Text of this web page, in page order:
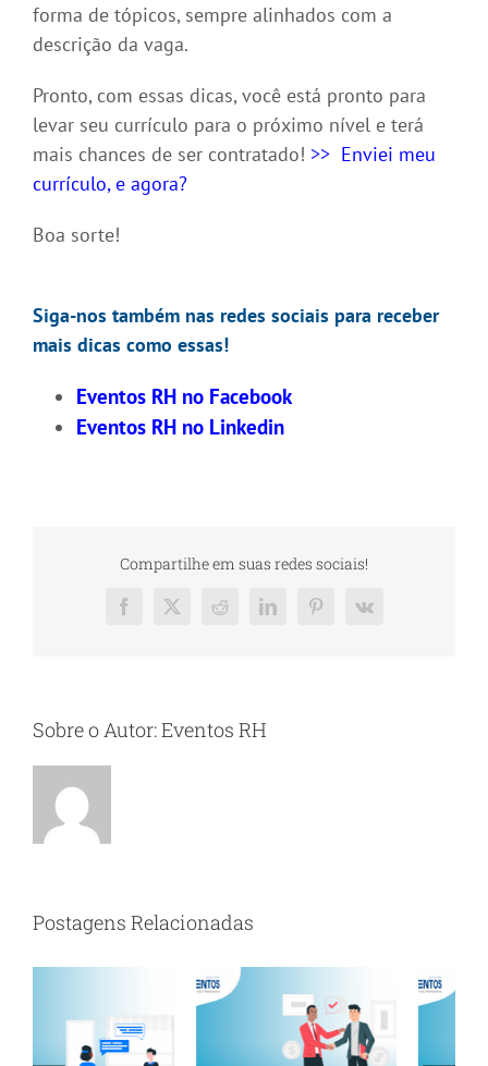
forma de tópicos, sempre alinhados com a
descrição da vaga.
Pronto, com essas dicas, você está pronto para
levar seu currículo para o próximo nível e terá
mais chances de ser contratado! >> Enviei meu
currículo, e agora?
Boa sorte!
Siga-nos também nas redes sociais para receber
mais dicas como essas!
Eventos RH no Facebook
Eventos RH no Linkedin
Compartilhe em suas redes sociais!
Facebook
X RedditLinkedInPinterest
Vk
Sobre o Autor:Eventos RH
Postagens Relacionadas